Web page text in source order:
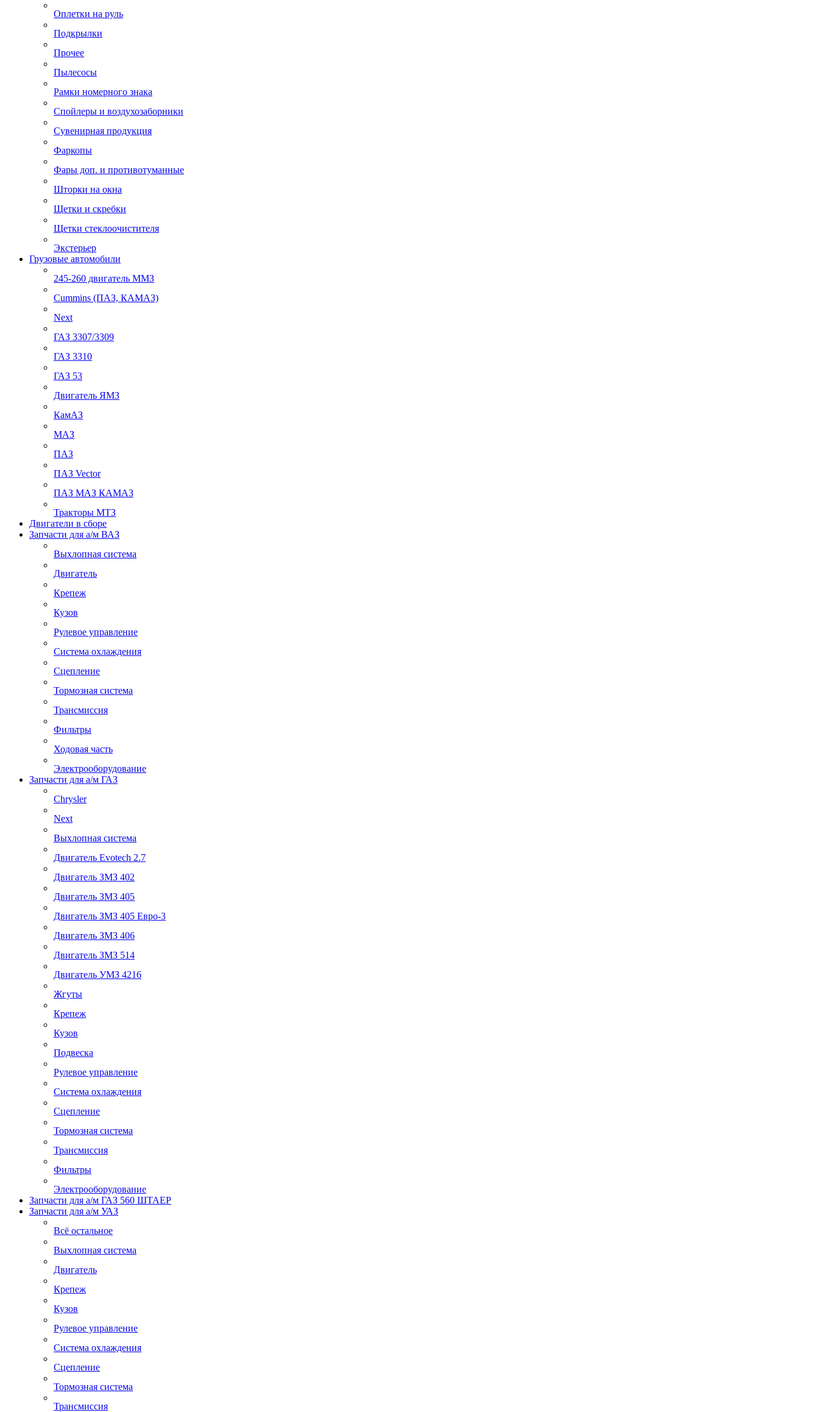
Оплетки на руль
Подкрылки
Прочее
Пылесосы
Рамки номерного знака
Спойлеры и воздухозаборники
Сувенирная продукция
Фаркопы
Фары доп. и противотуманные
Шторки на окна
Щетки и скребки
Щетки стеклоочистителя
Экстерьер
Грузовые автомобили
245-260 двигатель ММЗ
Cummins (ПАЗ, КАМАЗ)
Next
ГАЗ 3307/3309
ГАЗ 3310
ГАЗ 53
Двигатель ЯМЗ
КамАЗ
МАЗ
ПАЗ
ПАЗ Vector
ПАЗ МАЗ КАМАЗ
Тракторы МТЗ
Двигатели в сборе
Запчасти для а/м ВАЗ
Выхлопная система
Двигатель
Крепеж
Кузов
Рулевое управление
Система охлаждения
Сцепление
Тормозная система
Трансмиссия
Фильтры
Ходовая часть
Электрооборудование
Запчасти для а/м ГАЗ
Chrysler
Next
Выхлопная система
Двигатель Evotech 2.7
Двигатель ЗМЗ 402
Двигатель ЗМЗ 405
Двигатель ЗМЗ 405 Евро-3
Двигатель ЗМЗ 406
Двигатель ЗМЗ 514
Двигатель УМЗ 4216
Жгуты
Крепеж
Кузов
Подвеска
Рулевое управление
Система охлаждения
Сцепление
Тормозная система
Трансмиссия
Фильтры
Электрооборудование
Запчасти для а/м ГАЗ 560 ШТАЕР
Запчасти для а/м УАЗ
Всё остальное
Выхлопная система
Двигатель
Крепеж
Кузов
Рулевое управление
Система охлаждения
Сцепление
Тормозная система
Трансмиссия